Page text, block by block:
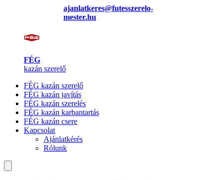
ajanlatkeres@futesszerelo-
mester.hu
FÉG
kazán szerelő
FÉG kazán szerelő
FÉG kazán javítás
FÉG kazán szerelés
FÉG kazán karbantartás
FÉG kazán csere
Kapcsolat
Ajánlatkérés
Rólunk